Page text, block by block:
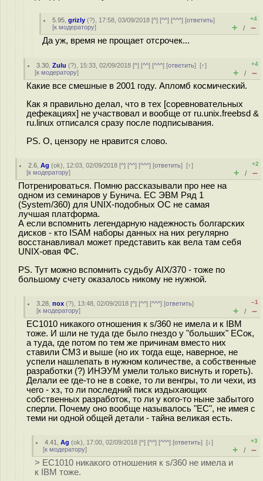
5.95 ,grizly (?), 17:58, 03/09/2018 [^] [^^] [^^^] [ответить]
[к модератору]
+4
+ / –
Да уж, время не прощает отсрочек...
3.30 ,Zulu (?), 15:33, 02/09/2018 [^] [^^] [^^^] [ответить][↑]
[к модератору]
+4
+ / –
Какие все смешные в 2001 году. Апломб космический.
Как я правильно делал, что в тех [соревновательных
дефекациях] не участвовал и вообще от ru.unix.freebsd &
ru.linux отписался сразу после подписывания.
PS. О, цензору не нравится слово.
2.6 ,Ag (ok), 12:03, 02/09/2018 [^] [^^] [^^^] [ответить][↑]
[к модератору]
+2
+ / –
Потренироваться. Помню рассказывали про нее на
одном из семинаров у Бунича. ЕС ЭВМ Ряд 1
(System/360) для UNIX-подобных ОС не самая
лучшая платформа.
А если вспомнить легендарную надежность болгарских
дисков - кто ISAM наборы данных на них регулярно
восстанавливал может представить как вела там себя
UNIX-овая ФС.
PS. Тут можно вспомнить судьбу AIX/370 - тоже по
большому счету оказалось никому не нужной.
3.28 ,пох (?), 13:48, 02/09/2018 [^] [^^] [^^^] [ответить]
[к модератору]
–1
+ / –
ЕС1010 никакого отношения к s/360 не имела и к IBM
тоже. И шли не туда где было гнездо у "больших" ЕСок,
а туда, где потом по тем же причинам вместо них
ставили СМ3 и выше (но их тогда еще, наверное, не
успели нашлепать в нужном количестве, а собственные
разработки (?) ИНЭУМ умели только виснуть и гореть).
Делали ее где-то не в совке, то ли венгры, то ли чехи, из
чего - хз, то ли последний писк издыхающих
собственных разработок, то ли у кого-то ныне забытого
сперли. Почему оно вообще называлось "ЕС", не имея с
теми ни одной общей детали - тайна великая есть.
4.41 ,Ag (ok), 17:00, 02/09/2018 [^] [^^] [^^^] [ответить][↓]
[к модератору]
+3
+ / –
> ЕС1010 никакого отношения к s/360 не имела и
к IBM тоже.